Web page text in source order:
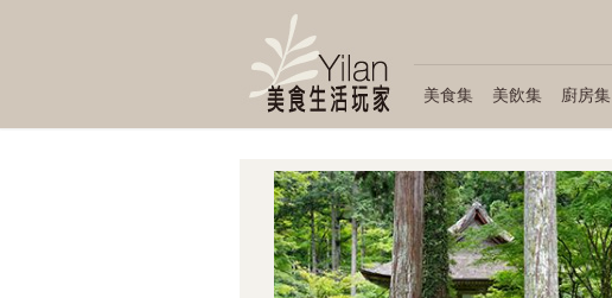
美食集 美飲集 廚房集